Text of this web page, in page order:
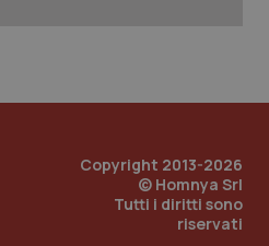
& Testa Collo
Copyright 2013-2026
© Homnya Srl
Tutti i diritti sono
riservati
www.quotidianosanita.it
2